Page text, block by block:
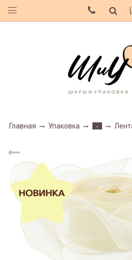
Главная Упаковка -